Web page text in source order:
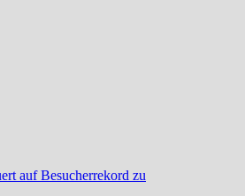
auf Besucherrekord zu